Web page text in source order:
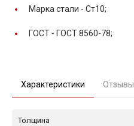
Марка стали - Ст10;
ГОСТ - ГОСТ 8560-78;
Характеристики Отзывы
Толщина